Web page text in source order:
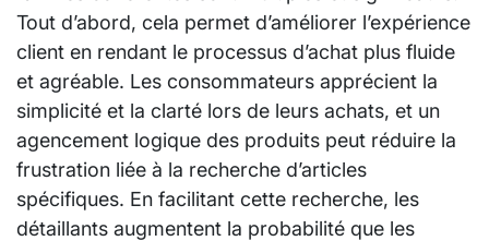
Tout d’abord, cela permet d’améliorer l’expérience
client en rendant le processus d’achat plus fluide
et agréable. Les consommateurs apprécient la
simplicité et la clarté lors de leurs achats, et un
agencement logique des produits peut réduire la
frustration liée à la recherche d’articles
spécifiques. En facilitant cette recherche, les
détaillants augmentent la probabilité que les